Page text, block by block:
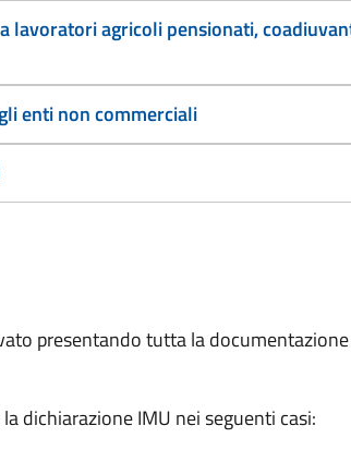
lavoratori agricoli pensionati,
enti non commerciali
presentando tutta la
dichiarazione IMU nei seguenti casi: